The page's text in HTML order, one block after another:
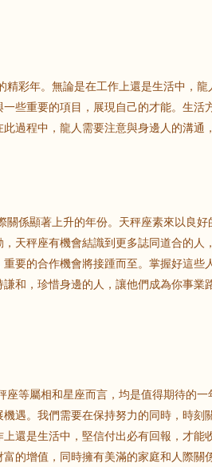
彩年。無論是在工作上還是生活中，
些重要的項目，展現自己的才能。生活
過程中，龍人需要注意與身邊人的溝通
係顯著上升的年份。天秤座素來以良
天秤座有機會結識到更多誌同道合的人
要的合作機會將接踵而至。掌握好這些
和，珍惜身邊的人，讓他們成為你事業
等屬相和星座而言，均是值得期待的一
遇。我們需要在保持努力的同時，時刻
還是生活中，堅信付出必有回報，才能
的增值，同時擁有美滿的家庭和人際關